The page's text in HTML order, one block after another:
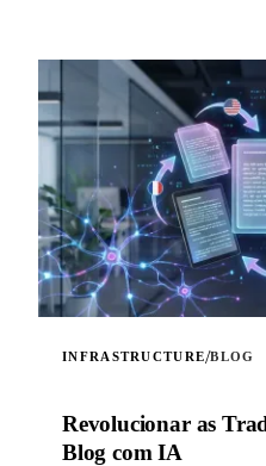
INFRASTRUCTURE/BLOG
Revolucionar as
Blog com IA